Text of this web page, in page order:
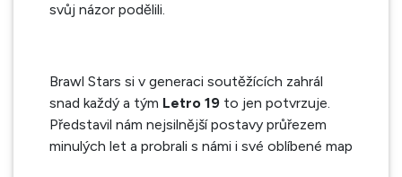
svůj názor podělili.
Brawl Stars si v generaci soutěžících zahrál
snad každý a tým Letro 19 to jen potvrzuje.
Představil nám nejsilnější postavy průřezem
minulých let a probrali s námi i své oblíbené map